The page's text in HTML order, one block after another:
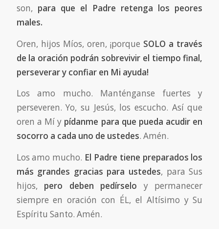
son, para que el Padre retenga los peores
males.
Oren, hijos Míos, oren, ¡porque SOLO a través
de la oración podrán sobrevivir el tiempo final,
perseverar y confiar en Mi ayuda!
Los amo mucho. Manténganse fuertes y
perseveren. Yo, su Jesús, los escucho. Así que
oren a Mí y pídanme para que pueda acudir en
socorro a cada uno de ustedes. Amén.
Los amo mucho. El Padre tiene preparados los
más grandes gracias para ustedes, para Sus
hijos, pero deben pedírselo y permanecer
siempre en oración con ÉL, el Altísimo y Su
Espíritu Santo. Amén.